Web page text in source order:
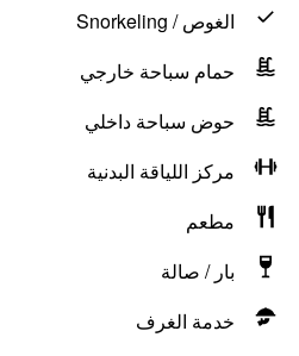
الغوص / Snorkeling
حمام سباحة خارجي
حوض سباحة داخلي
مركز اللياقة البدنية
مطعم
بار / صالة
خدمة الغرف